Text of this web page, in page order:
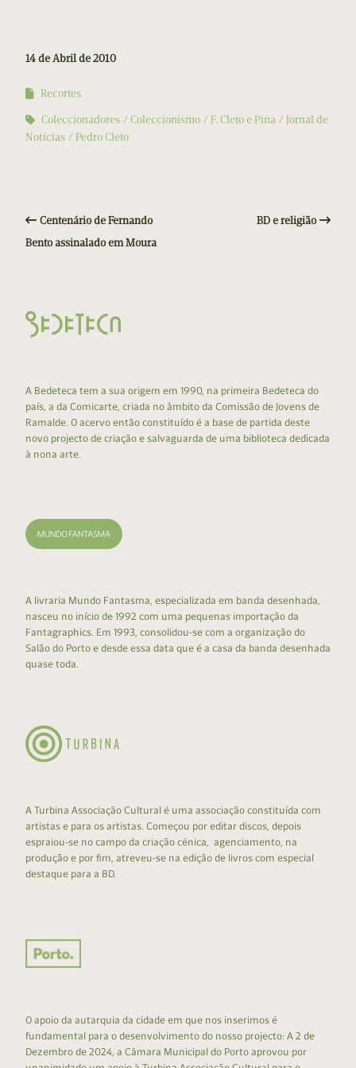
14 de Abril de 2010
Recortes
Coleccionadores
Coleccionismo F. Cleto e Pina
Jornal de
Notícias
Pedro Cleto
Centenário de Fernando
Bento assinalado em Moura
BD e religião
A Bedeteca tem a sua origem em 1990, na primeira Bedeteca do
país, a da Comicarte, criada no âmbito da Comissão de Jovens de
Ramalde. O acervo então constituído é a base de partida deste
novo projecto de criação e salvaguarda de uma biblioteca dedicada
à nona arte.
A livraria Mundo Fantasma, especializada em banda desenhada,
nasceu no início de 1992 com uma pequenas importação da
Fantagraphics. Em 1993, consolidou-se com a organização do
Salão do Porto e desde essa data que é a casa da banda desenhada
quase toda.
A Turbina Associação Cultural é uma associação constituída com
artistas e para os artistas. Começou por editar discos, depois
espraiou-se no campo da criação cénica, agenciamento, na
produção e por fim, atreveu-se na edição de livros com especial
destaque para a BD.
O apoio da autarquia da cidade em que nos inserimos é
fundamental para o desenvolvimento do nosso projecto: A 2 de
Dezembro de 2024, a Câmara Municipal do Porto aprovou por